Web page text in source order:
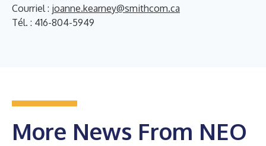
Courriel : joanne.kearney@smithcom.ca
Tél. : 416-804-5949
More News From NEO